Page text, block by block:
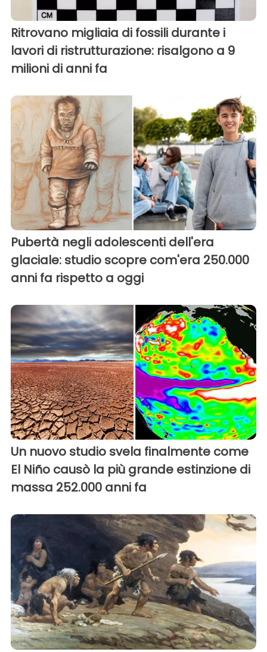
Ritrovano migliaia di fossili durante i
lavori di ristrutturazione: risalgono a 9
milioni di anni fa
Pubertà negli adolescenti dell'era
glaciale: studio scopre com'era 250.000
anni fa rispetto a oggi
Un nuovo studio svela finalmente come
El Niño causò la più grande estinzione di
massa 252.000 anni fa